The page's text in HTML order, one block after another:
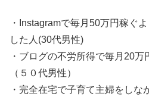
・Instagramで毎月50万円稼ぐ
した人(30代男性)
・ブログの不労所得で毎月20万
（５０代男性）
・完全在宅で子育て主婦をしな